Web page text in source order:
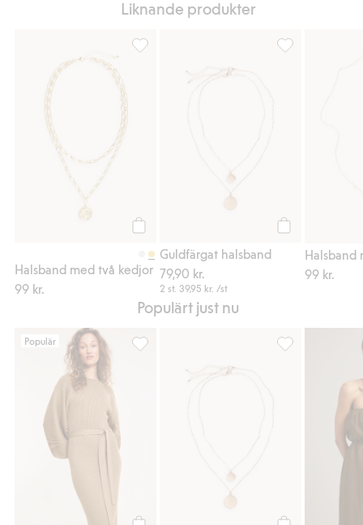
Liknande produkter
Halsband med två kedjor
99 kr.
Guldfärgat halsband
79,90 kr.
2 st. 39,95 kr. /st
Halsband
99 kr.
Populärt just nu
Populär